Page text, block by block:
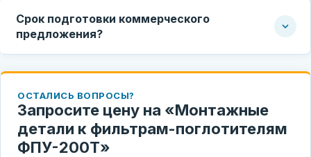
Срок подготовки коммерческого
предложения?
ОСТАЛИСЬ ВОПРОСЫ?
Запросите цену на «Монтажные
детали к фильтрам-поглотителям
ФПУ-200Т»